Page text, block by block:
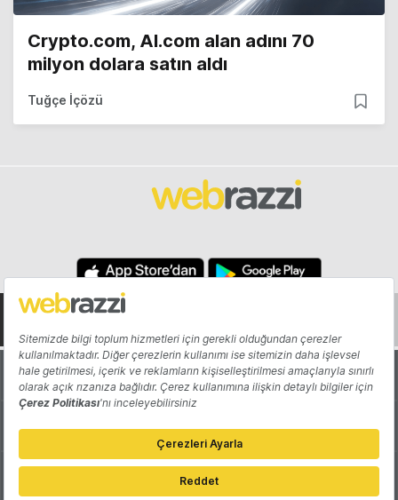
Crypto.com, AI.com alan adını 70
milyon dolara satın aldı
Tuğçe İçözü
Hakkında Yazarlar
Katkıda Bulun Reklam